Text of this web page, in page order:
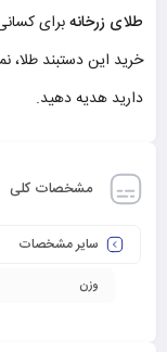
طلای زرخانهبرای
خرید این دستبند طلا،
دارید هدیه دهید.
مشخصات کلی
سایر مشخصات
وزن